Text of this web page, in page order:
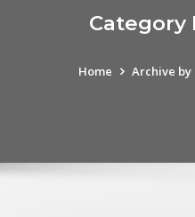
Category
Home Archive by